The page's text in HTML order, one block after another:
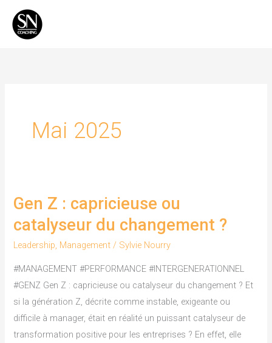
contenu
Mai 2025
Gen Z : capricieuse ou
catalyseur du changement ?
Leadership, Management / Sylvie Nourry
#MANAGEMENT #PERFORMANCE #INTERGENERATIONNEL
#GENZ Gen Z : capricieuse ou catalyseur du changement ? Et
si la génération Z, décrite comme instable, exigeante ou
difficile à manager, était en réalité un puissant catalyseur de
transformation positive pour les entreprises ? En effet, elle
Gen
capricieuse
ou
catalyseur
du
changement
?